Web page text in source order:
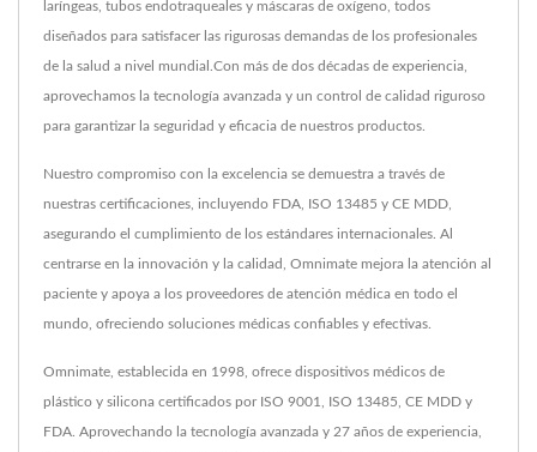
laríngeas, tubos endotraqueales y máscaras de oxígeno, todos
diseñados para satisfacer las rigurosas demandas de los profesionales
de la salud a nivel mundial.Con más de dos décadas de experiencia,
aprovechamos la tecnología avanzada y un control de calidad riguroso
para garantizar la seguridad y eficacia de nuestros productos.
Nuestro compromiso con la excelencia se demuestra a través de
nuestras certificaciones, incluyendo FDA, ISO 13485 y CE MDD,
asegurando el cumplimiento de los estándares internacionales. Al
centrarse en la innovación y la calidad, Omnimate mejora la atención al
paciente y apoya a los proveedores de atención médica en todo el
mundo, ofreciendo soluciones médicas confiables y efectivas.
Omnimate, establecida en 1998, ofrece dispositivos médicos de
plástico y silicona certificados por ISO 9001, ISO 13485, CE MDD y
FDA. Aprovechando la tecnología avanzada y 27 años de experiencia,